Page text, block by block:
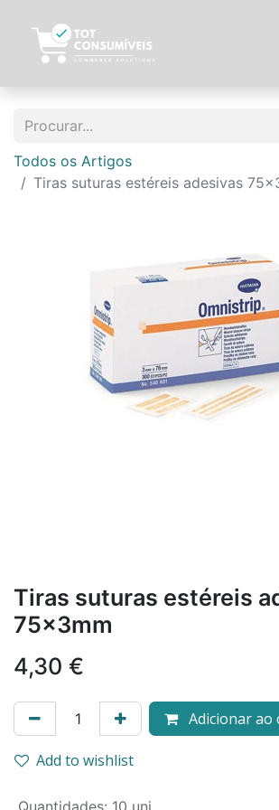
Todos os Artigos
Tiras suturas estéreis adesivas
Tiras suturas estéreis
75x3mm
4,30 €
Adicionar ao
Add to wishlist
Quantidades: 10 uni